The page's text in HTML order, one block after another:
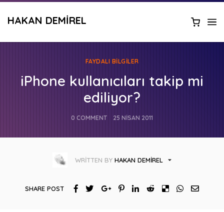
HAKAN DEMIREL
FAYDALI BILGILER
iPhone kullanıcıları takip mi
ediliyor?
0 COMMENT 25 NISAN 2011
WRITTEN BY HAKAN DEMIREL
SHARE POST